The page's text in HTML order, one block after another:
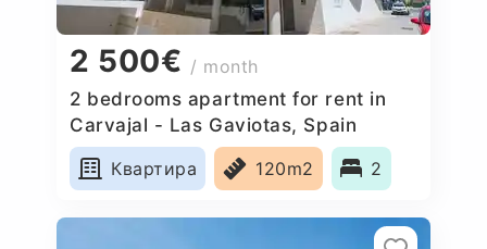
2 500€ / month
2 bedrooms apartment for rent in
Carvajal - Las Gaviotas, Spain
Квартира
120m2 2